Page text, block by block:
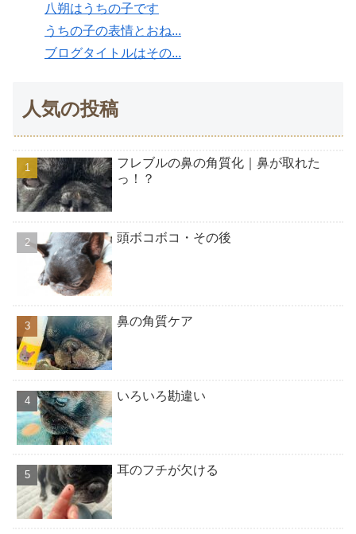
八朔はうちの子です
うちの子の表情とおね...
ブログタイトルはその...
人気の投稿
フレブルの鼻の角質化｜鼻が取れた
っ！？
頭ボコボコ・その後
鼻の角質ケア
いろいろ勘違い
耳のフチが欠ける